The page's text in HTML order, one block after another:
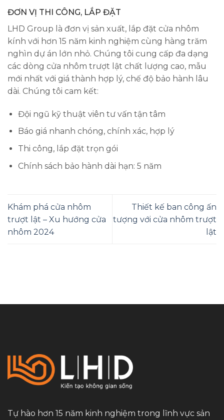
ĐƠN VỊ THI CÔNG, LẮP ĐẶT
LHD Group là đơn vị sản xuất, lắp đặt cửa nhôm
kính với hơn 15 năm kinh nghiệm cùng hàng trăm
nghìn dự án lớn nhỏ. Chúng tôi cung cấp đa dạng
các dòng cửa nhôm trượt lật chất lượng cao, mẫu
mới nhất với giá thành hợp lý, chế độ bảo hành lâu
dài. Chúng tôi cam kết:
Đội ngũ kỹ thuật viên tư vấn tận tâm
Báo giá nhanh chóng, chính xác, hợp lý
Thi công, lắp đặt trọn gói
Chính sách bảo hành dài hạn: 5 năm
Khám phá cửa nhôm
trượt lật – Xu hướng cửa
nhôm 2024
Thiết kế ban công ấn
tượng với cửa nhôm trượt
lật
Tự hào hơn 15 năm kinh nghiệm trong lĩnh vực sản